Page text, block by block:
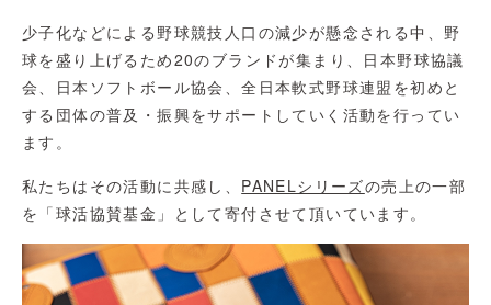
少子化などによる野球競技人口の減少が懸念される中、野
球を盛り上げるため20のブランドが集まり、日本野球協議
会、日本ソフトボール協会、全日本軟式野球連盟を初めと
する団体の普及・振興をサポートしていく活動を行ってい
ます。
私たちはその活動に共感し、 PANELシリーズの売上の一部
を「球活協賛基金」として寄付させて頂いています。